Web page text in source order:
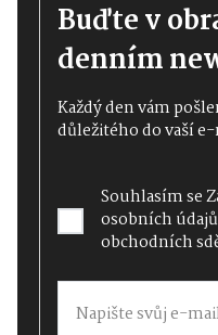
Buďte v
denním
Každý den vám
důležitého do vaší
Souhlasím se
osobních údajů
obchodních